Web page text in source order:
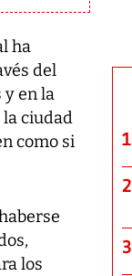
ha
del
y en la
ciudad
como si
los
1
2
3